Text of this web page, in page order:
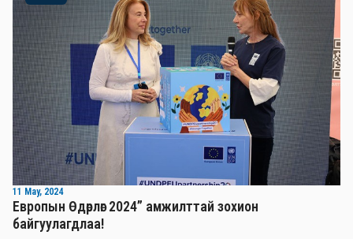
11 May, 2024
Европын Өдөрлөг 2024” амжилттай зохион
байгуулагдлаа!